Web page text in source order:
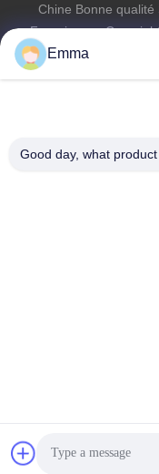
Chine Bonne
Fournisseur.
LIMITED IMEGA
Emma
Good day, what